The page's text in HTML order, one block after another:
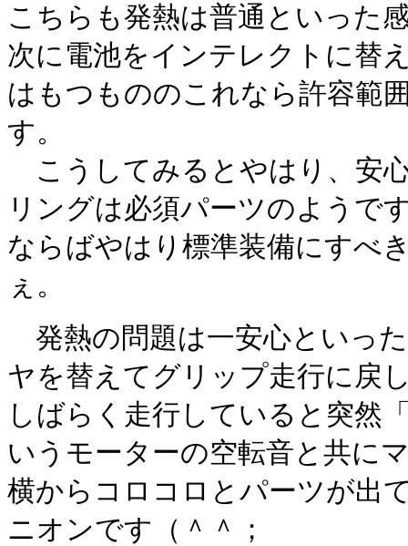
こちらも発熱は普通といった
次に電池をインテレクトに替
はもつもののこれなら許容範
す。
こうしてみるとやはり、安
リングは必須パーツのようで
ならばやはり標準装備にすべ
ぇ。
発熱の問題は一安心といっ
ヤを替えてグリップ走行に戻
しばらく走行していると突然
いうモーターの空転音と共に
横からコロコロとパーツが
ニオンです（＾＾；